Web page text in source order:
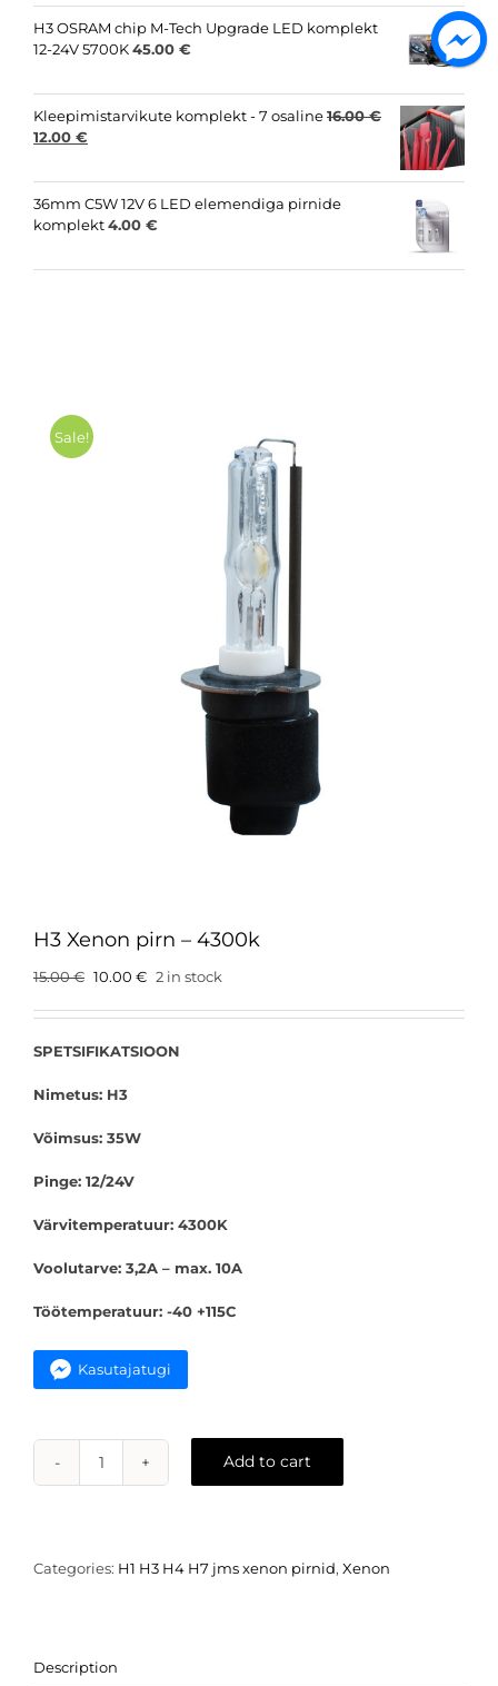
Sale!
H3 Xenon pirn – 4300k
15.00€ Original
was:
10.00 €Current
is:
2 in stock
SPETSIFIKATSIOON
Nimetus: H3
Võimsus: 35W
Pinge: 12/24V
Värvitemperatuur: 4300K
Voolutarve: 3,2A – max. 10A
Töötemperatuur: -40 +115C
Kasutajatugi
H3
Xenon
quantity
Add to cart
Categories: H1 H3 H4 H7 jms xenon pirnid, Xenon
Description
15.00 €.8.00 €.
H3 OSRAM chip M-Tech Upgrade LED komplekt
12-24V 5700K45.00 €
Kleepimistarvikute komplekt - 7 osaline16.00€
Original
was:
16.00 €.
12.00 €
is:
12.00 €.
36mm C5W 12V 6 LED elemendiga pirnide
komplekt4.00 €